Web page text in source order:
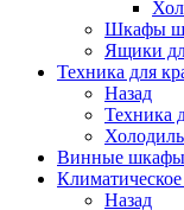
Шкафы
Ящики
Техника для
Назад
Техника
Винные шкафы
Назад